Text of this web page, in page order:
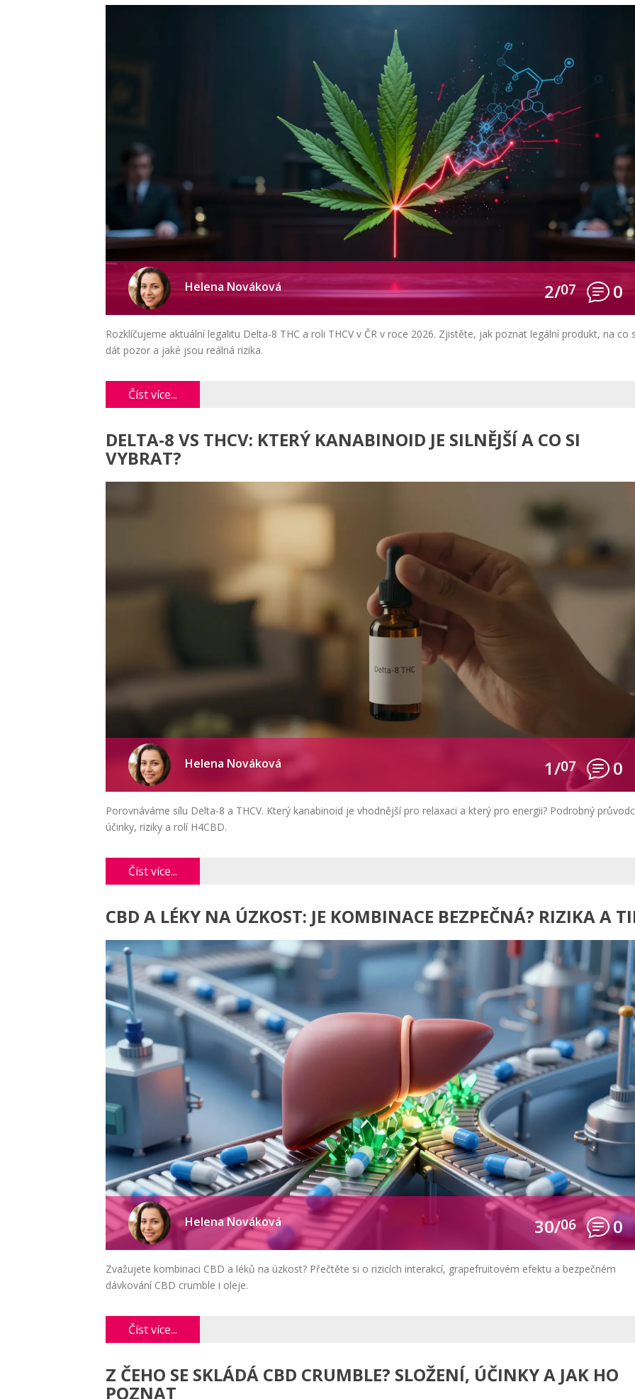
Helena Nováková 2/07 0
Rozklíčujeme aktuální legalitu Delta-8 THC a roli THCV v ČR v roce 2026. Zjistěte, jak poznat legální produkt, na co
dát pozor a jaké jsou reálná rizika.
Číst více...
DELTA-8 VS THCV: KTERÝ KANABINOID JE SILNĚJŠÍ A CO SI
VYBRAT?
Helena Nováková 1/07 0
Porovnáváme sílu Delta-8 a THCV. Který kanabinoid je vhodnější pro relaxaci a který pro energii? Podrobný
účinky, riziky a rolí H4CBD.
Číst více...
CBD A LÉKY NA ÚZKOST: JE KOMBINACE BEZPEČNÁ? RIZIKA A
Helena Nováková 30/06 0
Zvažujete kombinaci CBD a léků na úzkost? Přečtěte si o rizicích interakcí, grapefruitovém efektu a bezpečném
dávkování CBD crumble i oleje.
Číst více...
Z ČEHO SE SKLÁDÁ CBD CRUMBLE? SLOŽENÍ, ÚČINKY A JAK HO
POZNAT